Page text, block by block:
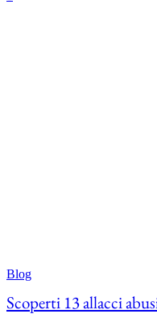
Blog
Scoperti 13 allacci